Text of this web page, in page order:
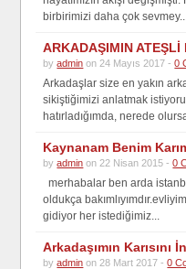
birbirimizi daha çok sevmey...
ARKADAŞIMIN ATEŞLİ
byadmin on 24 Mayıs 2017 -0
Arkadaşlar size en yakın
sikiştiğimizi anlatmak
hatırladığımda, nerede
Kaynanam Benim
byadmin on 22 Nisan 2015 -0
merhabalar ben arda
oldukça
gidiyor her istediğimiz...
Arkadaşımın Karısını
byadmin on 28 Mart 2017 -0